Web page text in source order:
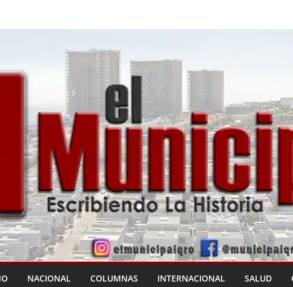
NACIONAL COLUMNAS INTERNACIONAL SALUD